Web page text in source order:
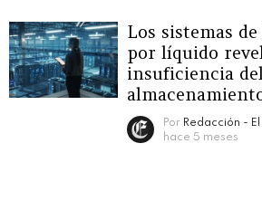
Los sistemas
por líquido
insuficiencia
Por Redacción - El
hace 5 meses